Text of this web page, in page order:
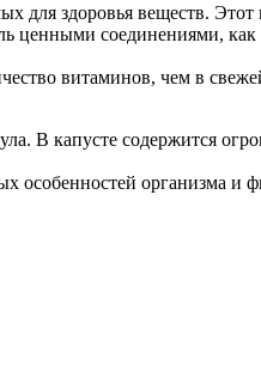
для здоровья веществ.
ценными соединениями,
витаминов, чем в
В капусте содержится
особенностей организма и